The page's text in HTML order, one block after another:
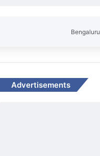
Bengaluru
Advertisements